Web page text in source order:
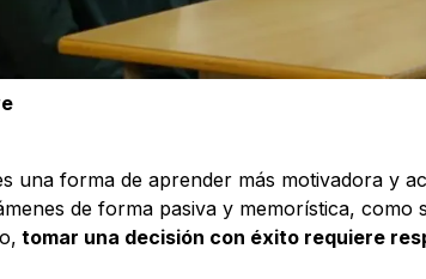
una forma de aprender más motivadora y
de forma pasiva y memorística, como
tomar una decisión con éxito requiere